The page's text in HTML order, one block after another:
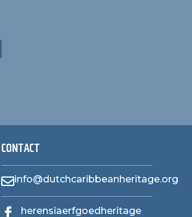
CONTACT
info@dutchcaribbeanheritage.org
 herensiaerfgoedheritage